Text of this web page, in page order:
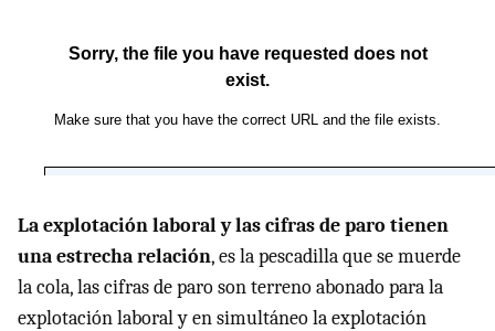
La explotación laboral y las cifras de paro tienen
una estrecha relación, es la pescadilla que se muerde
la cola, las cifras de paro son terreno abonado para la
explotación laboral y en simultáneo la explotación